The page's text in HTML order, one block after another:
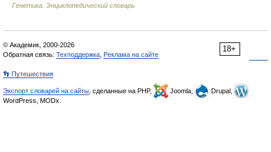
Генетика. Энциклопедический словарь
18+
© Академик, 2000-2026
Обратная связь: Техподдержка Реклама на сайте
👣 Путешествия
Экспорт словарей на сайты , сделанные на PHP, Joomla,
Drupal,
WordPress, MODx.